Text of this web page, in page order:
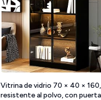
Vitrina de vidrio 70 × 40 × 160,
resistente al polvo, con